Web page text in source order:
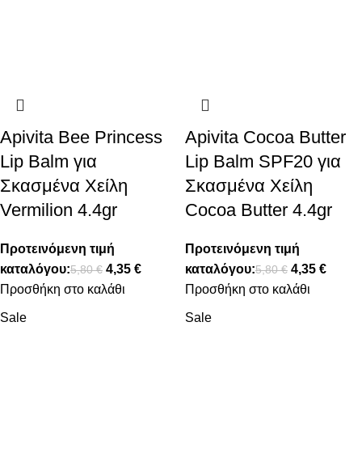
Apivita Bee Princess
Lip Balm για
Σκασμένα Χείλη
Vermilion 4.4gr
Προτεινόμενη τιμή
καταλόγου:5,80€ 4,35 €
Προσθήκη στο καλάθι
Apivita Cocoa Butter
Lip Balm SPF20 για
Σκασμένα Χείλη
Cocoa Butter 4.4gr
Προτεινόμενη τιμή
καταλόγου:5,80€ 4,35 €
Προσθήκη στο καλάθι
Sale Sale